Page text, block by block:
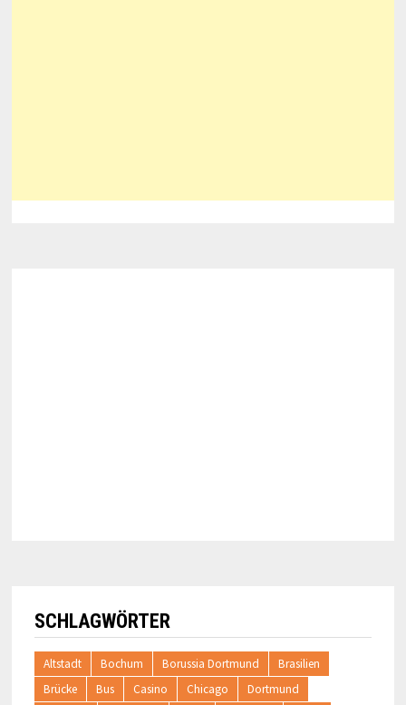
SCHLAGWÖRTER
Altstadt Bochum Borussia Dortmund
Brasilien
Brücke
Bus Casino Chicago
Dortmund